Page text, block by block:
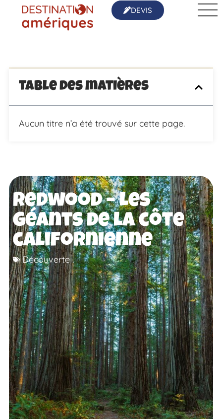
DEVIS
Table des matières
Aucun titre n’a été trouvé sur cette page.
Redwood – Les
géants de la côte
californienne
Découverte